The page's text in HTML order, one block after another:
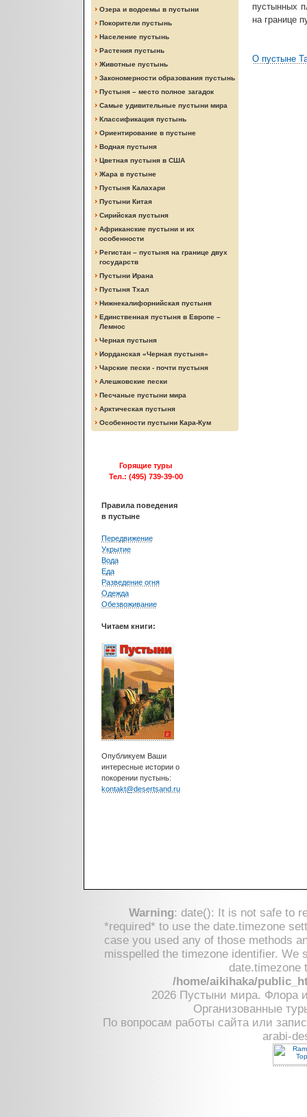
Озера и водоемы в пустыни
Покорители пустынь
Население пустынь
Растения пустынь
Животные пустынь
Закономерности образования пустынь
Пустыня – место полное загадок
Самые удивительные пустыни мира
Классификация пустынь
Ориентирование в пустыне
Водная пустыня
Цветная пустыня в США
Жара в пустыне
Пустыня Калахари
Пустыни Китая
Сирийская пустыня
Африканские пустыни и их
особенности
Регистан – пустыня на границе двух
государств
Пустыни Ирана
Пустыня Тхал
Нижнекалифорнийская пустыня
Единственная пустыня в Европе –
Лемнос
Черная пустыня
Иорданская «Черная пустыня»
Чарские пески - почти пустыня
Алешковские пески
Песчаные пустыни мира
Арктическая пустыня
Особенности пустыни Кара-Кум
Горящие туры
Тел.: (495) 739-39-00
Правила поведения
в пустыне
Передвижение
Укрытие
Вода
Еда
Разведение огня
Одежда
Обезвоживание
Читаем книги:
Опубликуем Ваши
интересные истории о
покорении пустынь:
kontakt@desertsand.ru
пустынных
на границе
О пустыне
Warning: date(): It is not safe to
*required* to use the date.timezone
case you used any of those methods
misspelled the timezone identifier. We
date.timezone
/home/aikihaka/
2026 Пустыни мира. Флора
Организованные
По вопросам работы сайта или
arabi-